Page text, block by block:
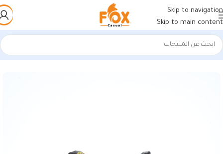
Skip to navigation
Skip to main content
الرئيسية/أحذية رجالي/كوتشات فيتنامي